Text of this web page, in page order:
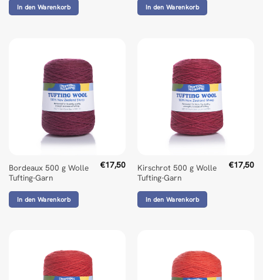
In den Warenkorb In den Warenkorb
Bordeaux 500 g Wolle
Tufting-Garn
€17,50
In den Warenkorb
Kirschrot 500 g Wolle
Tufting-Garn
€17,50
In den Warenkorb